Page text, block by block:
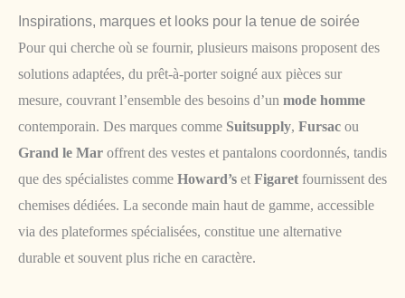
Inspirations, marques et looks pour la tenue de soirée
Pour qui cherche où se fournir, plusieurs maisons proposent des
solutions adaptées, du prêt-à-porter soigné aux pièces sur
mesure, couvrant l’ensemble des besoins d’un mode homme
contemporain. Des marques comme Suitsupply, Fursac ou
Grand le Mar offrent des vestes et pantalons coordonnés, tandis
que des spécialistes comme Howard’s et Figaret fournissent des
chemises dédiées. La seconde main haut de gamme, accessible
via des plateformes spécialisées, constitue une alternative
durable et souvent plus riche en caractère.